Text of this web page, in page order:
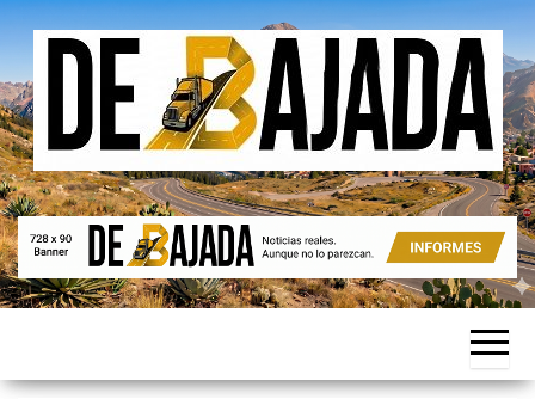
Saltar
contenido
De
Bajada
Noticias
Aunque
parezcan.